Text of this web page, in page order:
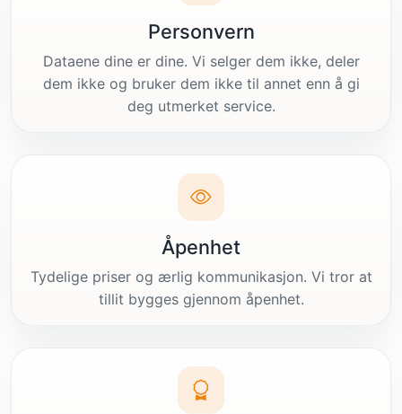
Personvern
Dataene dine er dine. Vi selger dem ikke, deler
dem ikke og bruker dem ikke til annet enn å gi
deg utmerket service.
Åpenhet
Tydelige priser og ærlig kommunikasjon. Vi tror at
tillit bygges gjennom åpenhet.